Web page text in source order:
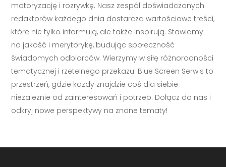
motoryzację i rozrywkę. Nasz zespół doświadczonych
redaktorów każdego dnia dostarcza wartościowe treści,
które nie tylko informują, ale także inspirują. Stawiamy
na jakość i merytorykę, budując społeczność
świadomych odbiorców. Wierzymy w siłę różnorodności
tematycznej i rzetelnego przekazu. Blue Screen Serwis to
przestrzeń, gdzie każdy znajdzie coś dla siebie -
niezależnie od zainteresowań i potrzeb. Dołącz do nas i
odkryj nowe perspektywy na znane tematy!